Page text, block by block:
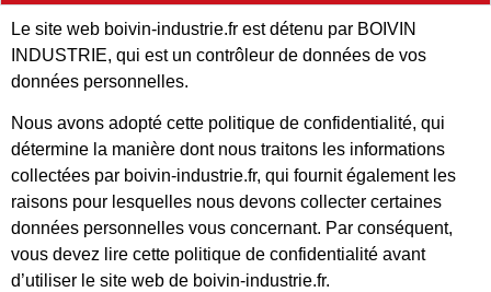
Le site web boivin-industrie.fr est détenu par BOIVIN
INDUSTRIE, qui est un contrôleur de données de vos
données personnelles.
Nous avons adopté cette politique de confidentialité, qui
détermine la manière dont nous traitons les informations
collectées par boivin-industrie.fr, qui fournit également les
raisons pour lesquelles nous devons collecter certaines
données personnelles vous concernant. Par conséquent,
vous devez lire cette politique de confidentialité avant
d’utiliser le site web de boivin-industrie.fr.